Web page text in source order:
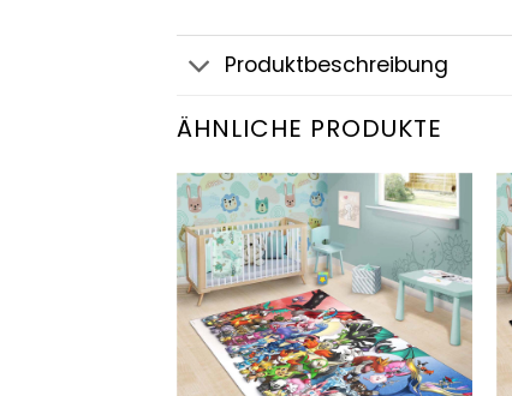
Produktbeschreibung
ÄHNLICHE PRODUKTE